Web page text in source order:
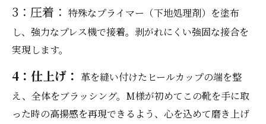
3：圧着： 特殊なプライマー（下地処理剤）を塗布
し、強力なプレス機で接着。剥がれにくい強固な接合を
実現します。
4：仕上げ： 革を縫い付けたヒールカップの端を整
え、全体をブラッシング。M様が初めてこの靴を手に取
った時の高揚感を再現できるよう、心を込めて磨き上げ